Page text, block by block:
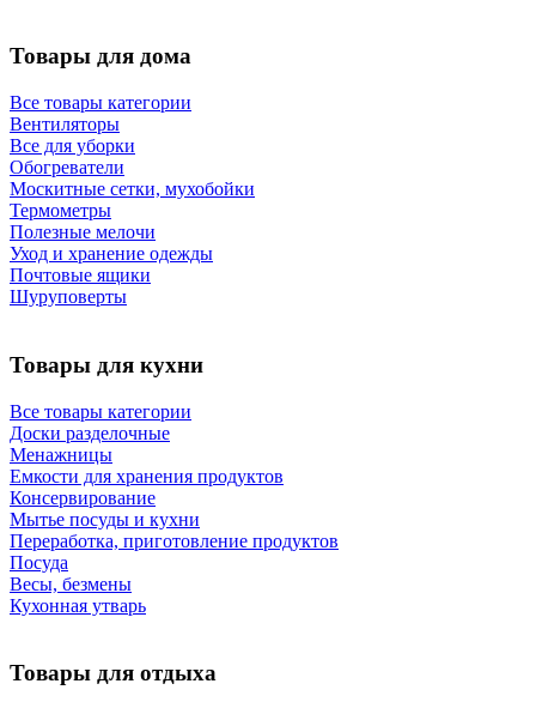
Товары для дома
Все товары категории
Вентиляторы
Все для уборки
Обогреватели
Москитные сетки, мухобойки
Термометры
Полезные мелочи
Уход и хранение одежды
Почтовые ящики
Шуруповерты
Товары для кухни
Все товары категории
Доски разделочные
Менажницы
Емкости для хранения продуктов
Консервирование
Мытье посуды и кухни
Переработка, приготовление продуктов
Посуда
Весы, безмены
Кухонная утварь
Товары для отдыха